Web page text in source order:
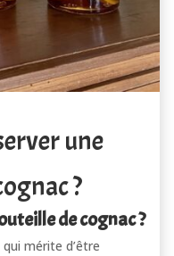
une
?
de cognac ?
mérite d’être